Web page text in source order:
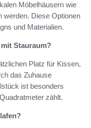
Möbelhäusern wie
werden. Diese Optionen
und Materialien.
Stauraum?
Platz für Kissen,
das Zuhause
ist besonders
zählt.